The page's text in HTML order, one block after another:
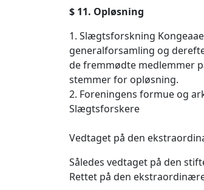
$ 11. Opløsning
1. Slægtsforskning
generalforsamling og
de fremmødte medlemmer
stemmer for opløsning.
2. Foreningens formue og
Slægtsforskere
Vedtaget på den
Således vedtaget på den
Rettet på den